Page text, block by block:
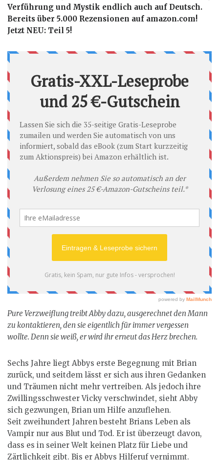
Verführung und Mystik endlich auch auf Deutsch.
Bereits über 5.000 Rezensionen auf amazon.com!
Jetzt NEU: Teil 5!
Pure Verzweiflung treibt Abby dazu, ausgerechnet den Mann
zu kontaktieren, den sie eigentlich für immer vergessen
wollte. Denn sie weiß, er wird ihr erneut das Herz brechen.
Sechs Jahre liegt Abbys erste Begegnung mit Brian
zurück, und seitdem lässt er sich aus ihren Gedanken
und Träumen nicht mehr vertreiben. Als jedoch ihre
Zwillingsschwester Vicky verschwindet, sieht Abby
sich gezwungen, Brian um Hilfe anzuflehen.
Seit zweihundert Jahren besteht Brians Leben als
Vampir nur aus Blut und Tod. Er ist überzeugt davon,
dass es in seiner Welt keinen Platz für Liebe und
Zärtlichkeit gibt. Bis er Abbys Hilferuf vernimmt.